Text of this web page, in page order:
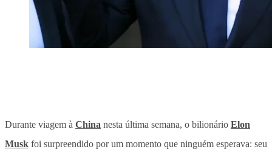
Durante viagem à China nesta última semana, o bilionário Elon
Musk foi surpreendido por um momento que ninguém esperava: seu